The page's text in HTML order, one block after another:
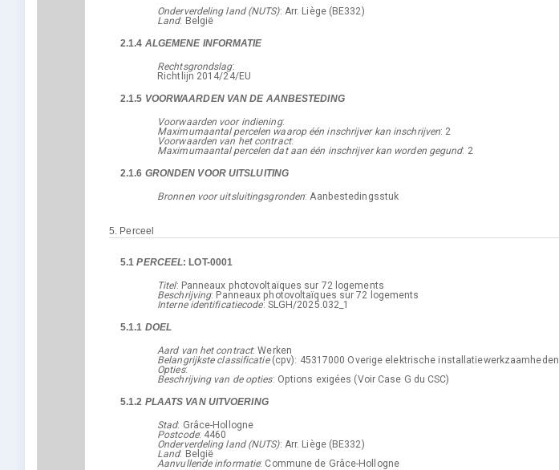
Onderverdeling land (NUTS): Arr. Liège ( BE332)
Land: België
2.1.4 ALGEMENE INFORMATIE
Rechtsgrondslag:
Richtlijn 2014/24/EU
2.1.5 VOORWAARDEN VAN DE AANBESTEDING
Voorwaarden voor indiening:
Maximumaantal percelen waarop één inschrijver kan inschrijven: 2
Voorwaarden van het contract:
Maximumaantal percelen dat aan één inschrijver kan worden gegund: 2
2.1.6 GRONDEN VOOR UITSLUITING
Bronnen voor uitsluitingsgronden:Aanbestedingsstuk
5. Perceel
5.1PERCEEL:LOT-0001
Titel: Panneaux photovoltaïques sur 72 logements
Beschrijving: Panneaux photovoltaïques sur 72 logements
Interne identificatiecode: SLGH/2025.032_1
5.1.1 DOEL
Aard van het contract:Werken
Belangrijkste classificatie (cpv): 45317000 Overige elektrische installatiewerkzaamheden
Opties:
Beschrijving van de opties: Options exigées (Voir Case G du CSC)
5.1.2 PLAATS VAN UITVOERING
Stad: Grâce-Hollogne
Postcode: 4460
Onderverdeling land (NUTS): Arr. Liège (BE332)
Land: België
Aanvullende informatie: Commune de Grâce-Hollogne
8. Organisaties (3)
Informatie over een aankondiging